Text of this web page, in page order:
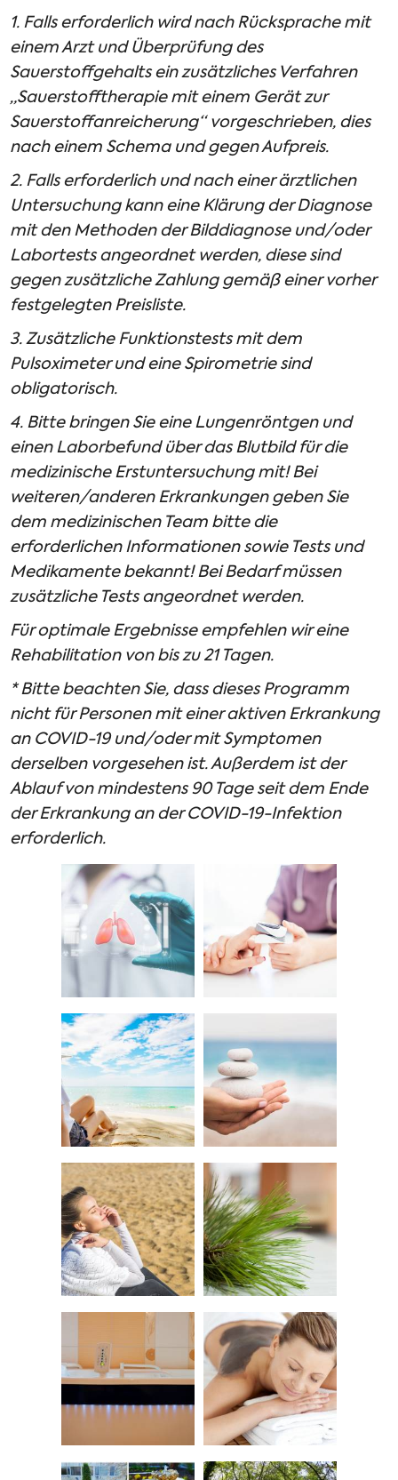
1. Falls erforderlich wird nach Rücksprache mit
einem Arzt und Überprüfung des
Sauerstoffgehalts ein zusätzliches Verfahren
„Sauerstofftherapie mit einem Gerät zur
Sauerstoffanreicherung“ vorgeschrieben, dies
nach einem Schema und gegen Aufpreis.
2. Falls erforderlich und nach einer ärztlichen
Untersuchung kann eine Klärung der Diagnose
mit den Methoden der Bilddiagnose und/oder
Labortests angeordnet werden, diese sind
gegen zusätzliche Zahlung gemäß einer vorher
festgelegten Preisliste.
3. Zusätzliche Funktionstests mit dem
Pulsoximeter und eine Spirometrie sind
obligatorisch.
4. Bitte bringen Sie eine Lungenröntgen und
einen Laborbefund über das Blutbild für die
medizinische Erstuntersuchung mit! Bei
weiteren/anderen Erkrankungen geben Sie
dem medizinischen Team bitte die
erforderlichen Informationen sowie Tests und
Medikamente bekannt! Bei Bedarf müssen
zusätzliche Tests angeordnet werden.
Für optimale Ergebnisse empfehlen wir eine
Rehabilitation von bis zu 21 Tagen.
* Bitte beachten Sie, dass dieses Programm
nicht für Personen mit einer aktiven Erkrankung
an COVID-19 und/oder mit Symptomen
derselben vorgesehen ist. Außerdem ist der
Ablauf von mindestens 90 Tage seit dem Ende
der Erkrankung an der COVID-19-Infektion
erforderlich.